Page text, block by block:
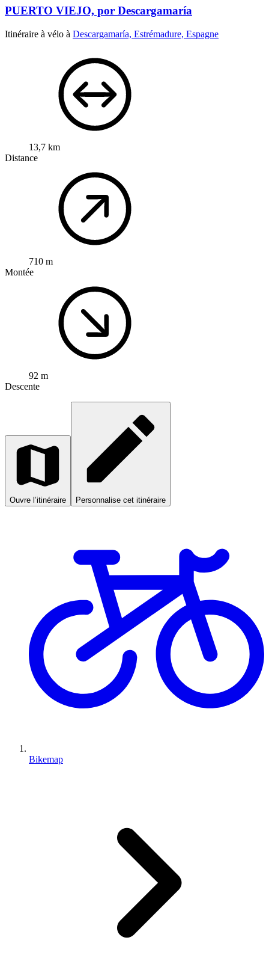
PUERTO VIEJO, por Descargamaría
Itinéraire à vélo à Descargamaría, Estrémadure, Espagne
13,7 km
Distance
710 m
Montée
92 m
Descente
Ouvre l’itinéraire Personnalise cet itinéraire
Bikemap